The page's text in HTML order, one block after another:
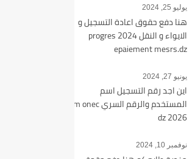
يوليو 25, 2024
هنا دفع حقوق اعادة التسجيل و
الايواء و النقل 2024 progres
epaiement mesrs.dz
يونيو 27, 2024
اين اجد رقم التسجيل اسم
المستخدم والرقم السري bem onec
dz 2026
نوفمبر 10, 2024